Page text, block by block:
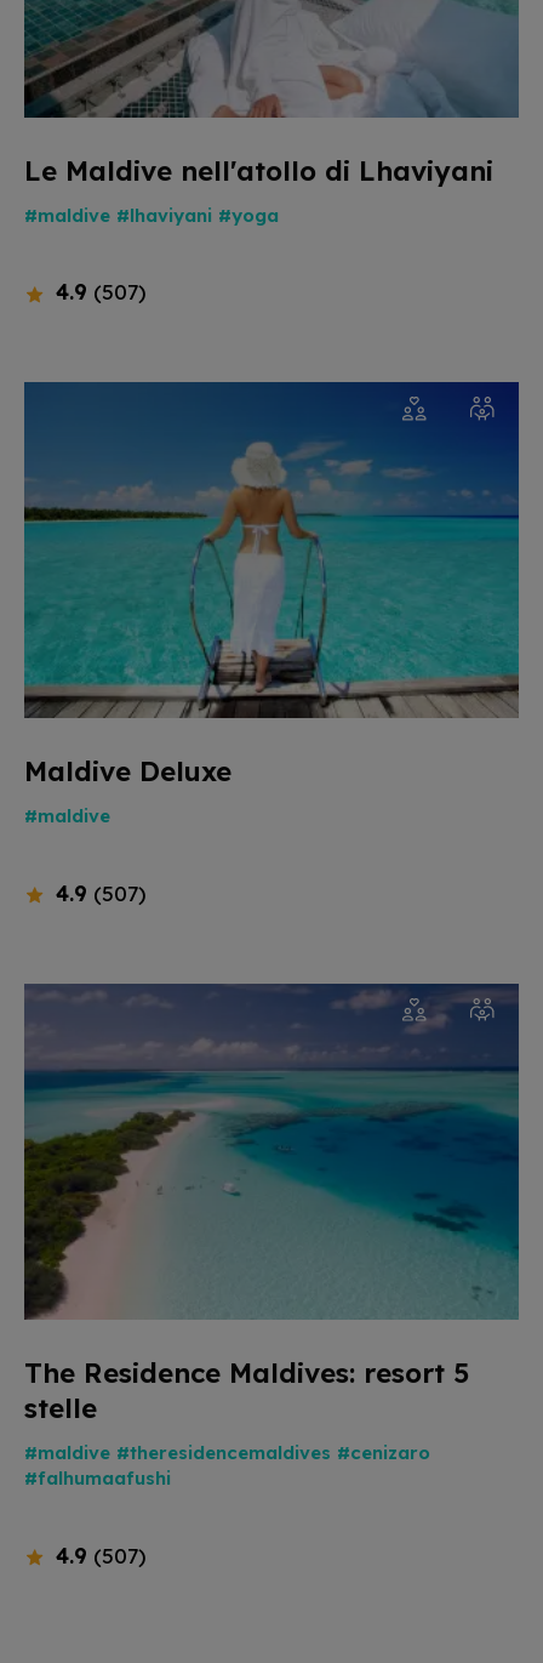
Le Maldive nell'atollo di Lhaviyani
#maldive #lhaviyani #yoga
4.9 (507)
Maldive Deluxe
#maldive
4.9 (507)
The Residence Maldives: resort 5
stelle
#maldive #theresidencemaldives #cenizaro
#falhumaafushi
4.9 (507)